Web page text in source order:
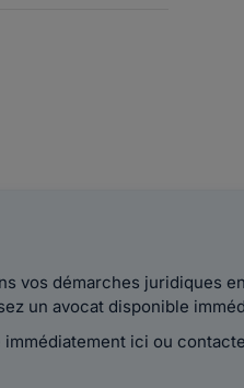
vos démarches juridiques
un avocat disponible
ici ou